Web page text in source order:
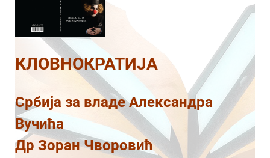
КЛОВНОКРАТИЈА
Србија за владе Александра
Вучића
Др Зоран Чворовић